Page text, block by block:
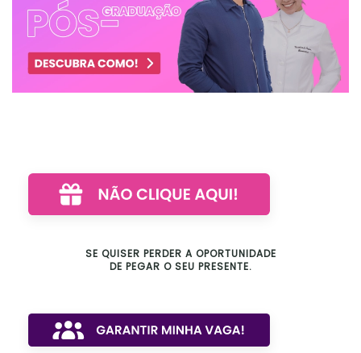
SE QUISER PERDER A OPORTUNIDADE
DE PEGAR O SEU PRESENTE.